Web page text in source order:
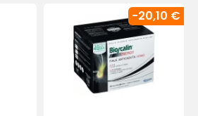
-20,10 €